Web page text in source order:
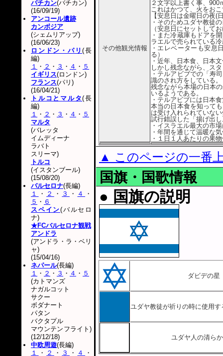
その他観光情報
２文字以上書く事、
これはかつて、火をお
【安息日は金曜日の夜(
・そのためユダヤ教徒
（安息日にセットして
・また冷蔵庫もドアを
ラエルで売られている
・エレベーターも安息
る）
・近年、日本食、日本
しかし残念ながら、ス
・テルアビブでの「寿
識のされ方をしている。
残念ながら本場の日本
いるようである。
・テルアビブには日本
本当の日本食を知って
は受け入れられていな
試行錯誤した「揚げ出
・イスラエル最大の市
・年間を通じて温暖な
・１日１人あたりの果
▲ このページの一番
国旗・国歌情報
● 国旗の説明
ダビデの星
ユダヤ教徒が祈りの時に使用
ユダヤ人の清ら
バチカン(バチカン)
(16/09/19)
アンコール遺跡
カンボジア
(シェムリアップ)
(16/06/23)
ロンドン・パリ(長
編)
１ ・ ２ ・ ３ ・ ４ ・ ５
イギリス(ロンドン)
フランス(パリ)
(16/04/21)
トルコとマルタ(長
編)
１ ・ ２ ・ ３ ・ ４ ・ ５
マルタ
(バレッタ
イムディーナ
ラバト
スリーマ)
トルコ
(イスタンブール)
(15/08/20)
バルセロナ(長編)
１
・ ２ ・ ３ ・ ４
・
５ ・ ６
スペイン(バルセロ
ナ)
★FCバルセロナ観戦
アンドラ
(アンドラ・ラ・ベリ
ャ)
(15/04/16)
ネパール(長編)
１ ・ ２ ・ ３ ・ ４ ・ ５
(カトマンズ
ナガルコット
サクー
ボダナート
パタン
バクタプル
マウンテンフライト)
(12/12/18)
中欧周遊(長編)
１
・ ２ ・ ３ ・ ４
・